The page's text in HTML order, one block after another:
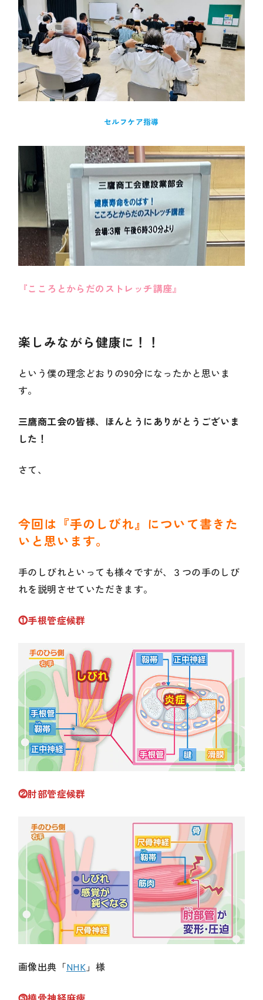
セルフケア指導
『こころとからだのストレッチ講座』
楽しみながら健康に！！
という僕の理念どおりの90分になったかと思いま
す。
三鷹商工会の皆様、ほんとうにありがとうございま
した！
さて、
今回は『手のしびれ』について書きた
いと思います。
手のしびれといっても様々ですが、３つの手のしび
れを説明させていただきます。
⓵手根管症候群
⓶肘部管症候群
画像出典「NHK 」様